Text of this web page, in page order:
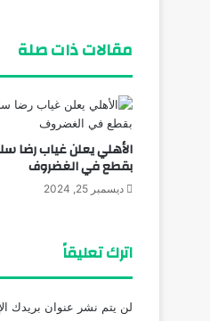
مقالات ذات صلة
الأهلي يعلن غياب رضا
بقطع في الغضروف
ديسمبر 25, 2024
اترك تعليقاً
لن يتم نشر عنوان بريدك